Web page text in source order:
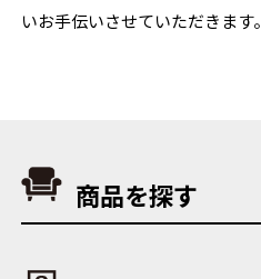
いお手伝いさせていただきます。
商品を探す